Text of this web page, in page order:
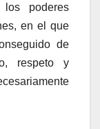
poderes
en el que
de
respeto y